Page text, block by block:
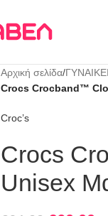
Αρχική σελίδα/
Crocs Crocband™
Croc’s
Crocs
Unisex